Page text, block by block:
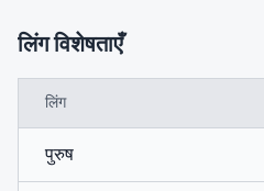
लिंग विशेषताएँ
लिंग
पुरुष